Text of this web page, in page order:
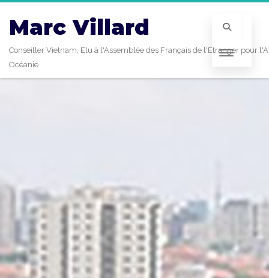
Marc Villard
Conseiller Vietnam, Elu à l'Assemblée des Français de l'Etranger pour
Océanie